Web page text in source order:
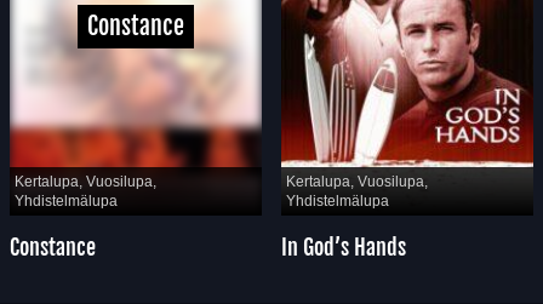
Constance
Kertalupa, Vuosilupa,
Yhdistelmälupa
Constance
Kertalupa, Vuosilupa,
Yhdistelmälupa
In God’s Hands